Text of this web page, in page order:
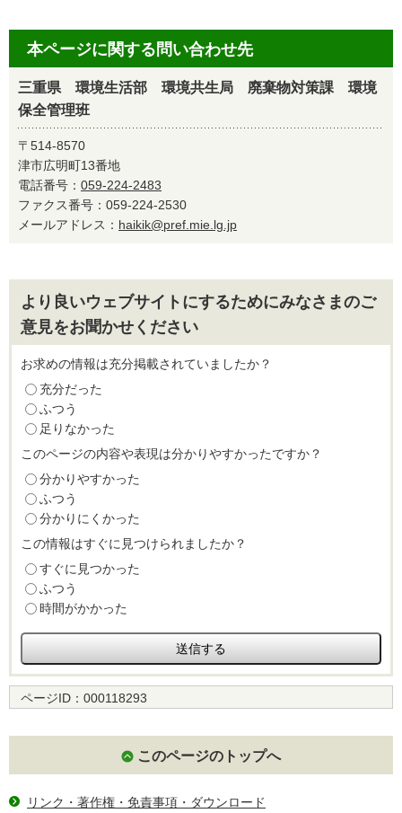
本ページに関する問い合わせ先
三重県 環境生活部 環境共生局 廃棄物対策課 環境
保全管理班
〒514-8570
津市広明町13番地
電話番号： 059-224-2483
ファクス番号：059-224-2530
メールアドレス： haikik@pref.mie.lg.jp
より良いウェブサイトにするためにみなさまのご
意見をお聞かせください
お求めの情報は充分掲載されていましたか？
充分だった
ふつう
足りなかった
このページの内容や表現は分かりやすかったですか？
分かりやすかった
ふつう
分かりにくかった
この情報はすぐに見つけられましたか？
すぐに見つかった
ふつう
時間がかかった
ページID： 000118293
このページのトップへ
リンク・著作権・免責事項・ダウンロード